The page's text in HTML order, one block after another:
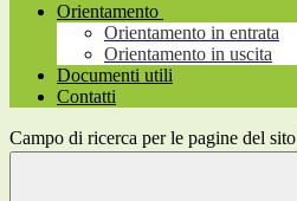
Orientamento
Orientamento in entrata
Orientamento in uscita
Documenti utili
Contatti
Campo di ricerca per le pagine del sito